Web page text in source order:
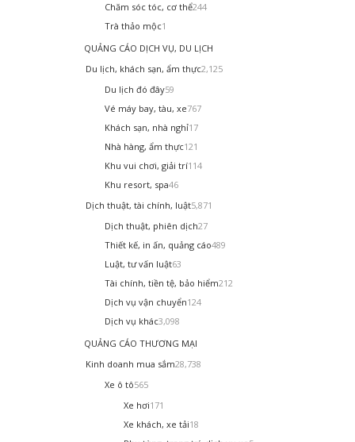
Chăm sóc tóc, cơ thể244
Trà thảo mộc1
QUẢNG CÁO DỊCH VỤ, DU LỊCH
Du lịch, khách sạn, ẩm thực2,125
Du lịch đó đây59
Vé máy bay, tàu, xe767
Khách sạn, nhà nghỉ17
Nhà hàng, ẩm thực121
Khu vui chơi, giải trí114
Khu resort, spa46
Dịch thuật, tài chính, luật5,871
Dịch thuật, phiên dịch27
Thiết kế, in ấn, quảng cáo489
Luật, tư vấn luật63
Tài chính, tiền tệ, bảo hiểm212
Dịch vụ vận chuyển124
Dịch vụ khác3,098
QUẢNG CÁO THƯƠNG MẠI
Kinh doanh mua sắm28,738
Xe ô tô565
Xe hơi171
Xe khách, xe tải18